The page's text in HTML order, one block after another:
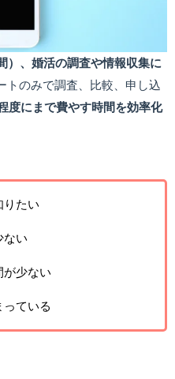
）、婚活の調査や情報収集に
トのみで調査、比較、申し込
度にまで費やす時間を効率化
りたい
ない
が少ない
っている